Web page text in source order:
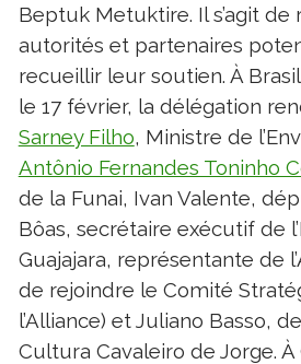
Beptuk Metuktire. Il s’agit de
autorités et partenaires
recueillir leur soutien. À
le 17 février, la délégation
Sarney Filho, Ministre de
Antônio Fernandes Toninho
de la Funai, Ivan Valente,
Bôas, secrétaire exécutif de
Guajajara, représentante de
de rejoindre le Comité
l’Alliance) et Juliano Basso,
Cultura Cavaleiro de Jorge. À